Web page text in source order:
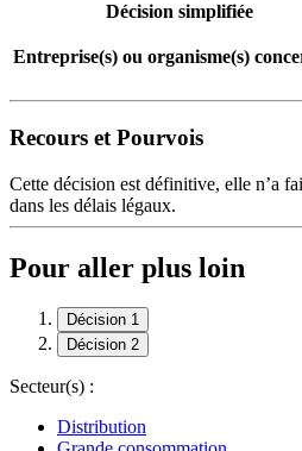
Décision simplifiée
Entreprise(s) ou organisme(s)
Recours et Pourvois
Cette décision est définitive, elle n’a
dans les délais légaux.
Pour aller plus loin
Décision 1
Décision 2
Secteur(s) :
Distribution